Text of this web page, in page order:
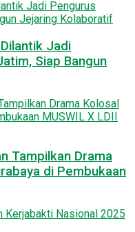
Jadi
Siap Bangun
Tampilkan Drama
di Pembukaan